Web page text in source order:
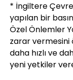
* İngiltere
yapılan bir
Özel Önlemler
zarar vermesini
daha hızlı ve
yeni yetkiler